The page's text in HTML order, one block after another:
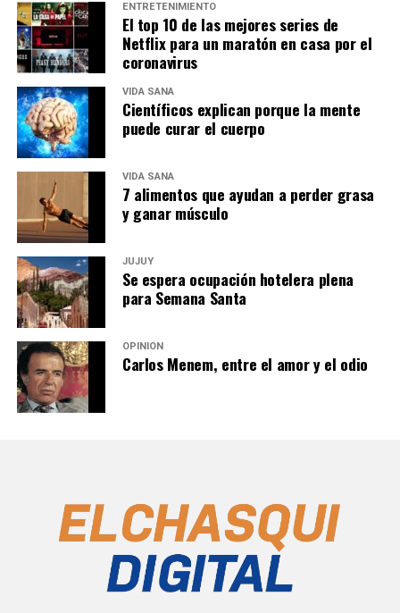
ENTRETENIMIENTO
El top 10 de las mejores series de
Netflix para un maratón en casa por el
coronavirus
VIDA SANA
Científicos explican porque la mente
puede curar el cuerpo
VIDA SANA
7 alimentos que ayudan a perder grasa
y ganar músculo
JUJUY
Se espera ocupación hotelera plena
para Semana Santa
OPINIÓN
Carlos Menem, entre el amor y el odio